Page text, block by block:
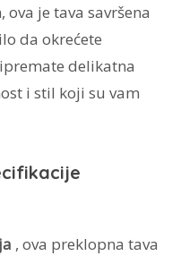
je tava savršena
da okrećete
delikatna
i stil koji su vam
, ova preklopna tava